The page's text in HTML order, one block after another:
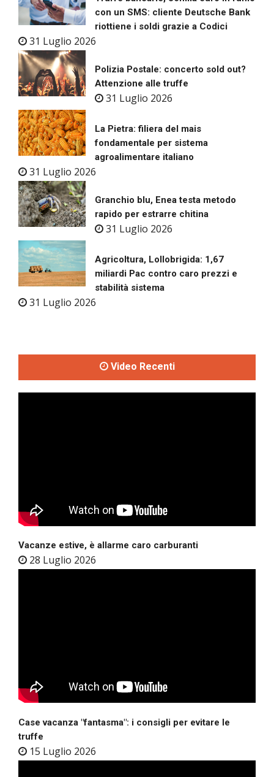
con un SMS: cliente Deutsche Bank
riottiene i soldi grazie a Codici
31 Luglio 2026
Polizia Postale: concerto sold out?
Attenzione alle truffe
31 Luglio 2026
La Pietra: filiera del mais
fondamentale per sistema
agroalimentare italiano
31 Luglio 2026
Granchio blu, Enea testa metodo
rapido per estrarre chitina
31 Luglio 2026
Agricoltura, Lollobrigida: 1,67
miliardi Pac contro caro prezzi e
stabilità sistema
31 Luglio 2026
Video Recenti
Vacanze estive, è allarme caro carburanti
28 Luglio 2026
Case vacanza "fantasma": i consigli per evitare le
truffe
15 Luglio 2026